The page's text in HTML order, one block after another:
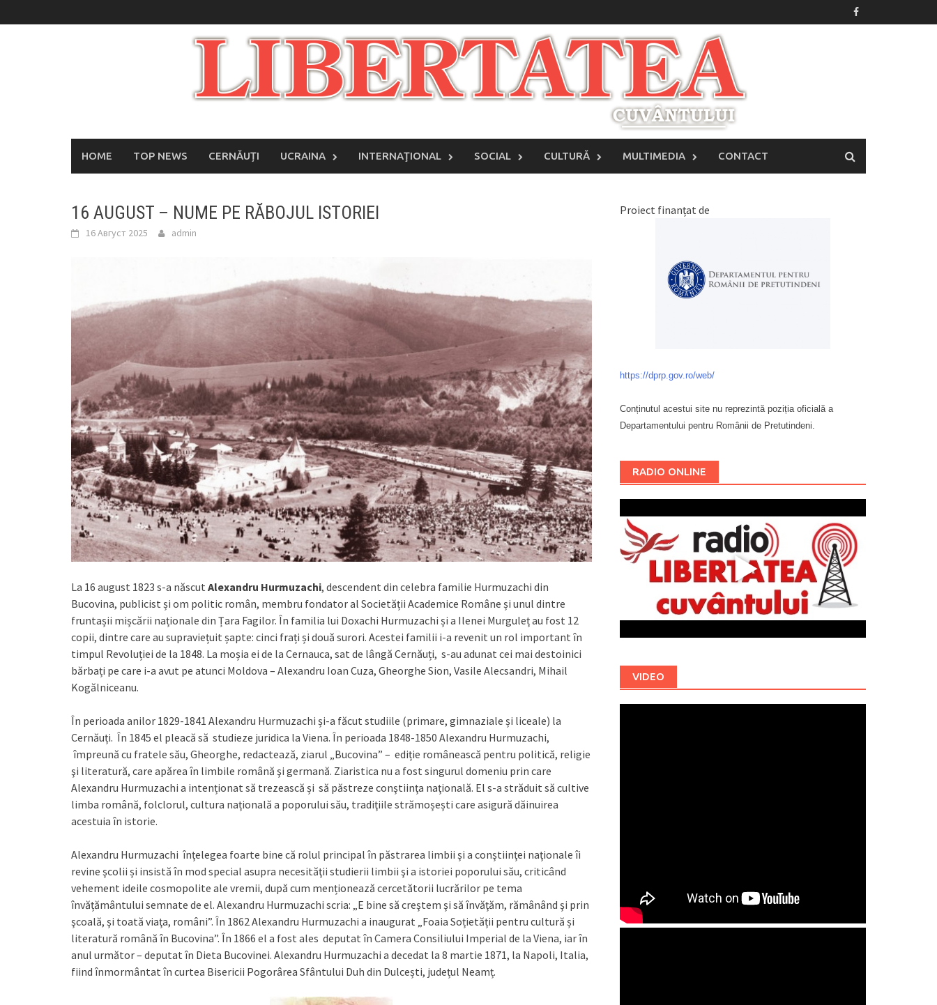
to
HOME TOP NEWS CERNĂUȚI UCRAINA INTERNAŢIONAL SOCIAL CULTURĂ MULTIMEDIA CONTACT
16 AUGUST – NUME PE RĂBOJUL ISTORIEI
16 Август 2025 admin
La 16 august 1823 s-a născut Alexandru Hurmuzachi, descendent din celebra familie Hurmuzachi din
Bucovina, publicist și om politic român, membru fondator al Societății Academice Române și unul dintre
fruntașii mișcării naționale din Țara Fagilor. În familia lui Doxachi Hurmuzachi și a Ilenei Murguleț au fost 12
copii, dintre care au supraviețuit șapte: cinci frați și două surori. Acestei familii i-a revenit un rol important în
timpul Revoluției de la 1848. La moșia ei de la Cernauca, sat de lângă Cernăuți, s-au adunat cei mai destoinici
bărbați pe care i-a avut pe atunci Moldova – Alexandru Ioan Cuza, Gheorghe Sion, Vasile Alecsandri, Mihail
Kogălniceanu.
În perioada anilor 1829-1841 Alexandru Hurmuzachi și-a făcut studiile (primare, gimnaziale și liceale) la
Cernăuți. În 1845 el pleacă să studieze juridica la Viena. În perioada 1848-1850 Alexandru Hurmuzachi,
împreună cu fratele său, Gheorghe, redactează, ziarul „Bucovina” – ediție românească pentru politică, religie
şi literatură, care apărea în limbile română şi germană. Ziaristica nu a fost singurul domeniu prin care
Alexandru Hurmuzachi a intenționat să trezească și să păstreze conştiinţa naţională. El s-a străduit să cultive
limba română, folclorul, cultura națională a poporului său, tradiţiile strămoșești care asigură dăinuirea
acestuia în istorie.
Alexandru Hurmuzachi înţelegea foarte bine că rolul principal în păstrarea limbii şi a conştiinţei naţionale îi
revine şcolii și insistă în mod special asupra necesităţii studierii limbii şi a istoriei poporului său, criticând
vehement ideile cosmopolite ale vremii, după cum menționează cercetătorii lucrărilor pe tema
învățământului semnate de el. Alexandru Hurmuzachi scria: „E bine să creştem şi să învăţăm, rămânând şi prin
şcoală, şi toată viaţa, români”. În 1862 Alexandru Hurmuzachi a inaugurat „Foaia Soțietății pentru cultură și
literatură română în Bucovina”. În 1866 el a fost ales deputat în Camera Consiliului Imperial de la Viena, iar în
anul următor – deputat în Dieta Bucovinei. Alexandru Hurmuzachi a decedat la 8 martie 1871, la Napoli, Italia,
fiind înmormântat în curtea Bisericii Pogorârea Sfântului Duh din Dulcești, județul Neamț.
Proiect finanțat de
https://dprp.gov.ro/web/
Conținutul acestui site nu reprezintă poziția oficială a
Departamentului pentru Românii de Pretutindeni.
RADIO ONLINE
VIDEO